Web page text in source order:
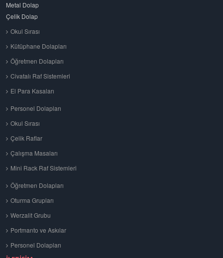
Metal Dolap
Çelik Dolap
Okul Sırası
Kütüphane Dolapları
Öğretmen Dolapları
Civatalı Raf Sistemleri
El Para Kasaları
Personel Dolapları
Okul Sırası
Çelik Raflar
Çalışma Masaları
Mini Rack Raf Sistemleri
Öğretmen Dolapları
Oturma Grupları
Werzalit Grubu
Portmanto ve Askılar
Personel Dolapları